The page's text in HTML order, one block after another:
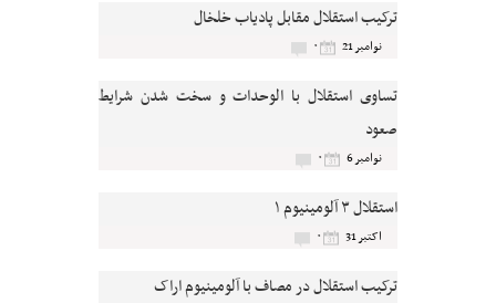
ترکیب استقلال مقابل پادیاب خلخال
نوامبر 21 ۰
تساوی استقلال با الوحدات و سخت شدن شرایط
صعود
نوامبر 6 ۰
استقلال ۳ آلومینیوم ۱
اکتبر 31 ۰
ترکیب استقلال در مصاف با آلومینیوم اراک